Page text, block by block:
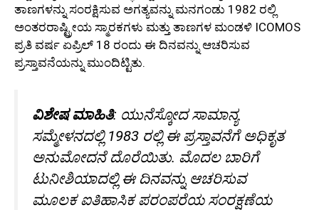
ತಾಣಗಳನ್ನು ಸಂರಕ್ಷಿಸುವ ಅಗತ್ಯವನ್ನು ಮನಗಂಡು 1982 ರಲ್ಲಿ
ಅಂತರರಾಷ್ಟ್ರೀಯ ಸ್ಮಾರಕಗಳು ಮತ್ತು ತಾಣಗಳ ಮಂಡಳಿ ICOMOS
ಪ್ರತಿ ವರ್ಷ ಏಪ್ರಿಲ್ 18 ರಂದು ಈ ದಿನವನ್ನು ಆಚರಿಸುವ
ಪ್ರಸ್ತಾವನೆಯನ್ನು ಮುಂದಿಟ್ಟಿತು.
ವಿಶೇಷ ಮಾಹಿತಿ: ಯುನೆಸ್ಕೋದ ಸಾಮಾನ್ಯ
ಸಮ್ಮೇಳನದಲ್ಲಿ 1983 ರಲ್ಲಿ ಈ ಪ್ರಸ್ತಾವನೆಗೆ ಅಧಿಕೃತ
ಅನುಮೋದನೆ ದೊರೆಯಿತು. ಮೊದಲ ಬಾರಿಗೆ
ಟುನೀಶಿಯಾದಲ್ಲಿ ಈ ದಿನವನ್ನು ಆಚರಿಸುವ
ಮೂಲಕ ಐತಿಹಾಸಿಕ ಪರಂಪರೆಯ ಸಂರಕ್ಷಣೆಯ